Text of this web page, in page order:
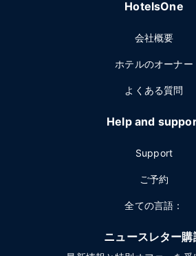
HotelsOne
会社概要
ホテルのオーナー
よくある質問
Help and
Support
ご予約
全ての言語：
ニュースレター購